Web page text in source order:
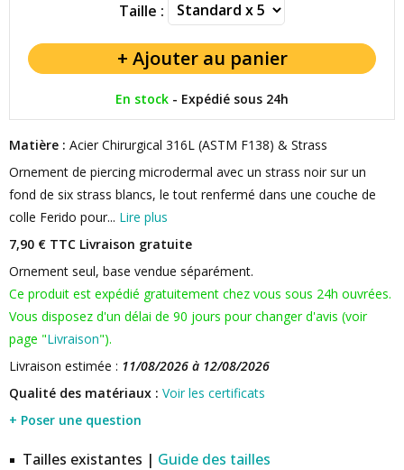
Taille :
En stock - Expédié sous 24h
Matière : Acier Chirurgical 316L (ASTM F138) & Strass
Ornement de piercing microdermal avec un strass noir sur un
fond de six strass blancs, le tout renfermé dans une couche de
colle Ferido pour... Lire plus
7,90 € TTC Livraison gratuite
Ornement seul, base vendue séparément.
Ce produit est expédié gratuitement chez vous sous 24h ouvrées.
Vous disposez d'un délai de 90 jours pour changer d'avis (voir
page "Livraison").
Livraison estimée : 11/08/2026 à 12/08/2026
Qualité des matériaux : Voir les certificats
+ Poser une question
Tailles existantes | Guide des tailles